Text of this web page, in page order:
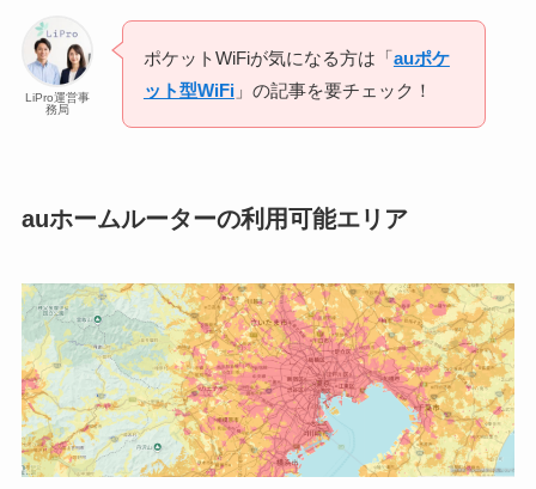
LiPro運営事
務局
ポケットWiFiが気になる方は「auポケ
ット型WiFi」の記事を要チェック！
auホームルーターの利用可能エリア